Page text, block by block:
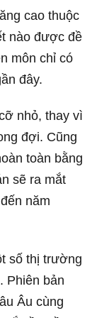
cao thuộc
nào được đề
môn chỉ có
đây.
nhỏ, thay vì
đợi. Cũng
toàn bằng
sẽ ra mắt
năm
số thị trường
Phiên bản
Âu cùng